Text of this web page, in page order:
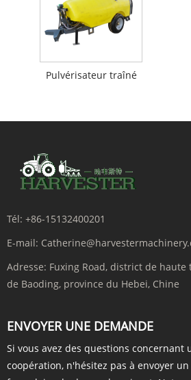
Pulvérisateur traîné
Tél: +86-15132400201
E-mail:
Adresse: Fuxing Road, district de haute
de Baoding, province du Hebei, Chine
ENVOYER UNE DEMANDE
Si vous avez des questions concernant
coopération, n'hésitez pas à envoyer